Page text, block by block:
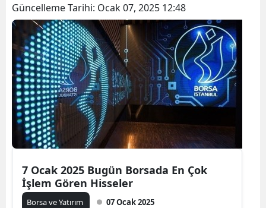
Güncelleme Tarihi: Ocak 07, 2025 12:48
7 Ocak 2025 Bugün Borsada En Çok
İşlem Gören Hisseler
Borsa ve Yatırım 07 Ocak 2025